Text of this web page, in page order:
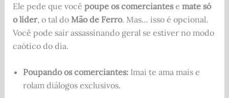
Ele pede que você poupe os comerciantese mate só
o líder, o tal do Mão de Ferro. Mas… isso é opcional.
Você pode sair assassinando geral se estiver no modo
caótico do dia.
Poupando os comerciantes:Imai te ama mais e
rolam diálogos exclusivos.